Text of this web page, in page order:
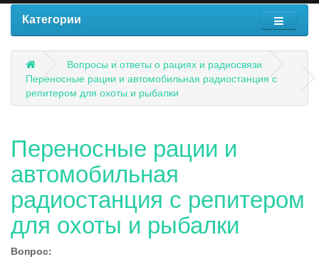
Категории
Вопросы и ответы о рациях и радиосвязи
Переносные рации и автомобильная радиостанция с
репитером для охоты и рыбалки
Переносные рации и
автомобильная
радиостанция с репитером
для охоты и рыбалки
Вопрос: